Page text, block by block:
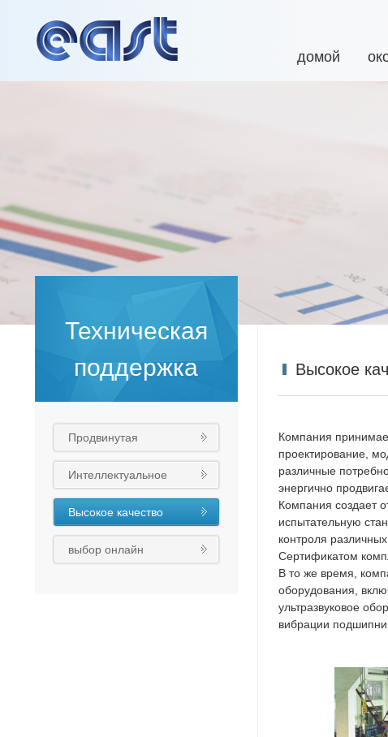
домой
Техническая
поддержка
Продвинутая
технология
Интеллектуальное
производство
Высокое качество
выбор онлайн
Высокое
Компания
проектирование,
различные
энергично
Компания создает
испытательную
контроля
Сертификатом
В то же время,
оборудования,
ультразвуковое
вибрации